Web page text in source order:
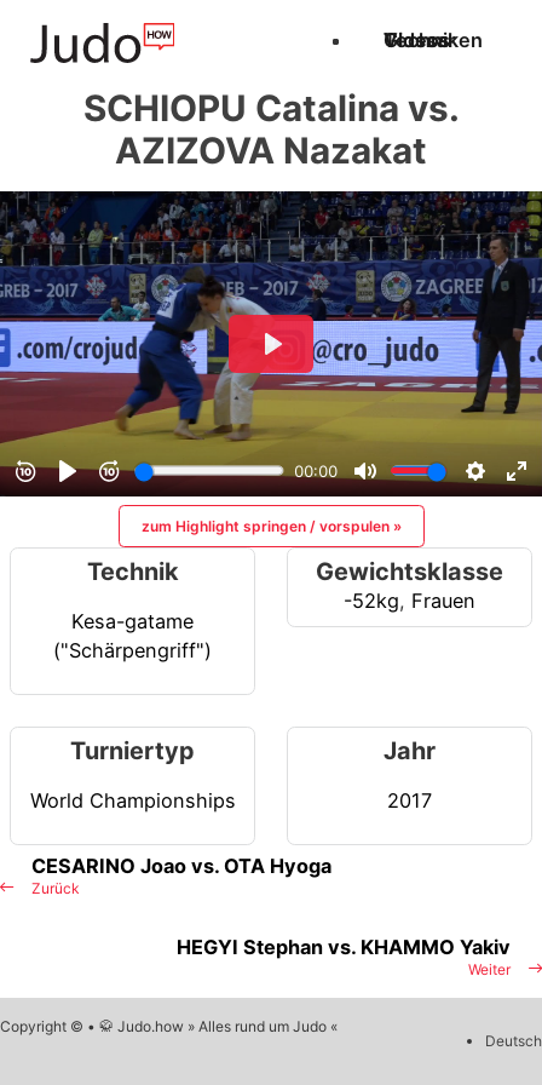
Techniken
Videos
Glossar
SCHIOPU Catalina vs.
AZIZOVA Nazakat
zum Highlight springen / vorspulen »
Technik
Kesa-gatame
("Schärpengriff")
Gewichtsklasse
-52kg, Frauen
Turniertyp
World Championships
Jahr
2017
Zurück
CESARINO Joao vs. OTA Hyoga
Weiter
HEGYI Stephan vs. KHAMMO Yakiv
Copyright © • 🥋 Judo.how » Alles rund um Judo «
Deutsch